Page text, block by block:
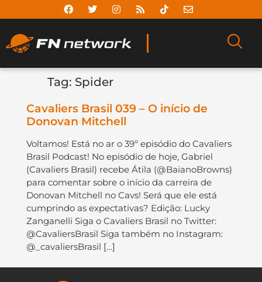
Tag: Spider
Cavaliers Brasil 039 – O início de
Donovan Mitchell
Voltamos! Está no ar o 39º episódio do Cavaliers
Brasil Podcast! No episódio de hoje, Gabriel
(Cavaliers Brasil) recebe Átila (@BaianoBrowns)
para comentar sobre o início da carreira de
Donovan Mitchell no Cavs! Será que ele está
cumprindo as expectativas? Edição: Lucky
Zanganelli Siga o Cavaliers Brasil no Twitter:
@CavaliersBrasil Siga também no Instagram:
@_cavaliersBrasil […]